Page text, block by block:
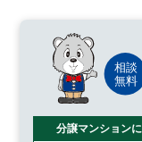
分譲マンション